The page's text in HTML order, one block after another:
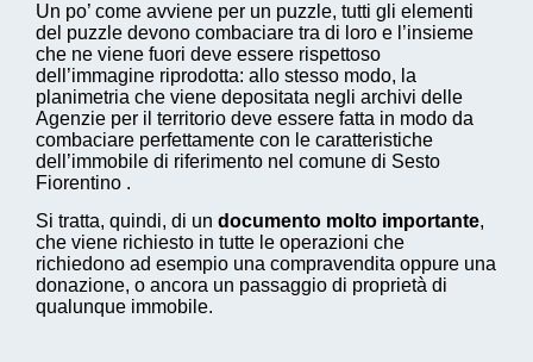
Un po’ come avviene per un puzzle, tutti gli elementi
del puzzle devono combaciare tra di loro e l’insieme
che ne viene fuori deve essere rispettoso
dell’immagine riprodotta: allo stesso modo, la
planimetria che viene depositata negli archivi delle
Agenzie per il territorio deve essere fatta in modo da
combaciare perfettamente con le caratteristiche
dell’immobile di riferimento nel comune di Sesto
Fiorentino .
Si tratta, quindi, di un documento molto importante,
che viene richiesto in tutte le operazioni che
richiedono ad esempio una compravendita oppure una
donazione, o ancora un passaggio di proprietà di
qualunque immobile.